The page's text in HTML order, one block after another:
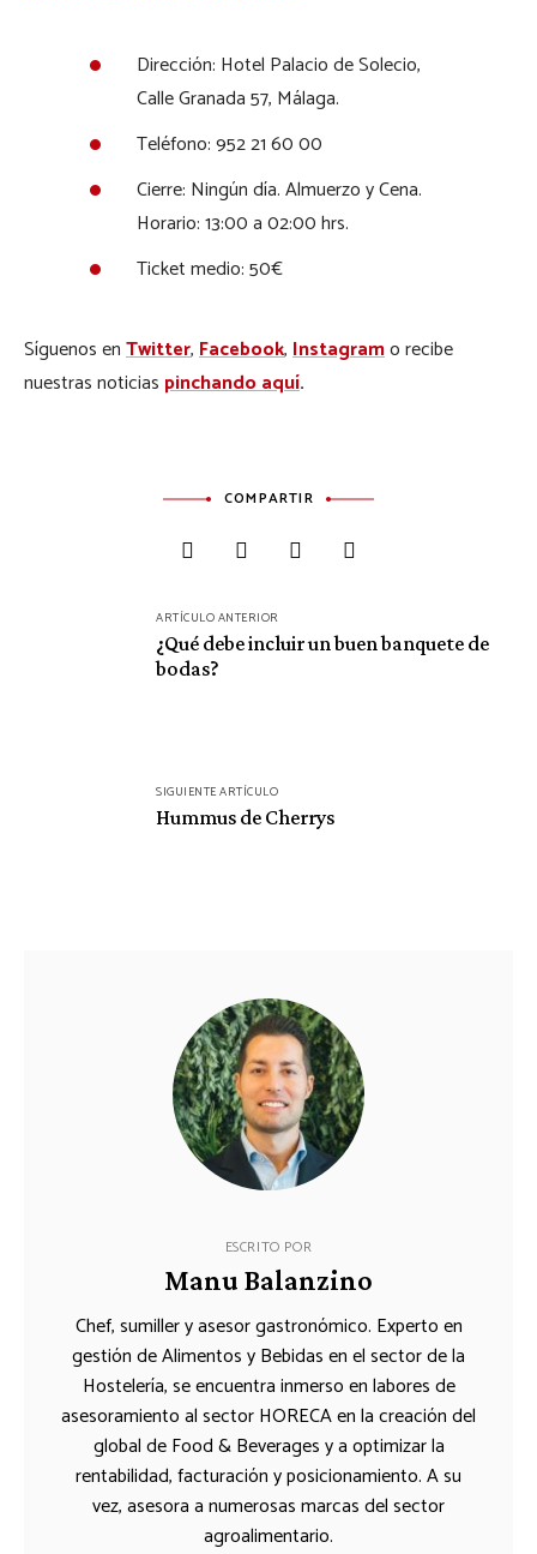
Dirección: Hotel Palacio de Solecio,
Calle Granada 57, Málaga.
Teléfono:952 21 60 00
Cierre: Ningún día. Almuerzo y Cena.
Horario: 13:00 a 02:00 hrs.
Ticket medio: 50€
Síguenos enTwitter,Facebook,Instagramo recibe
nuestras noticias pinchando aquí.
COMPARTIR
ARTÍCULO ANTERIOR
¿Qué debe incluir un buen banquete de
bodas?
SIGUIENTE ARTÍCULO
Hummus de Cherrys
ESCRITO POR
Manu Balanzino
Chef, sumiller y asesor gastronómico. Experto en
gestión de Alimentos y Bebidas en el sector de la
Hostelería, se encuentra inmerso en labores de
asesoramiento al sector HORECA en la creación del
global de Food & Beverages y a optimizar la
rentabilidad, facturación y posicionamiento. A su
vez, asesora a numerosas marcas del sector
agroalimentario.